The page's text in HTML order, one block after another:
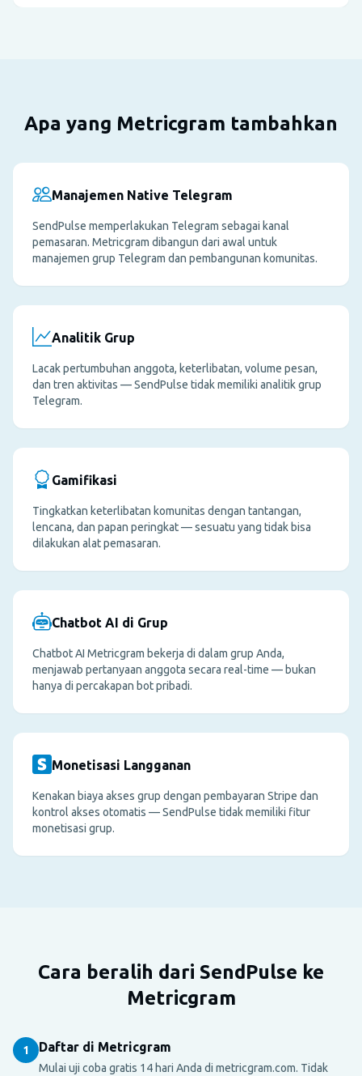
Apa yang Metricgram tambahkan
Manajemen Native Telegram
SendPulse memperlakukan Telegram sebagai kanal
pemasaran. Metricgram dibangun dari awal untuk
manajemen grup Telegram dan pembangunan komunitas.
Analitik Grup
Lacak pertumbuhan anggota, keterlibatan, volume pesan,
dan tren aktivitas — SendPulse tidak memiliki analitik grup
Telegram.
Gamifikasi
Tingkatkan keterlibatan komunitas dengan tantangan,
lencana, dan papan peringkat — sesuatu yang tidak bisa
dilakukan alat pemasaran.
Chatbot AI di Grup
Chatbot AI Metricgram bekerja di dalam grup Anda,
menjawab pertanyaan anggota secara real-time — bukan
hanya di percakapan bot pribadi.
Monetisasi Langganan
Kenakan biaya akses grup dengan pembayaran Stripe dan
kontrol akses otomatis — SendPulse tidak memiliki fitur
monetisasi grup.
Cara beralih dari SendPulse ke
Metricgram
1 Daftar di Metricgram
Mulai uji coba gratis 14 hari Anda di metricgram.com. Tidak